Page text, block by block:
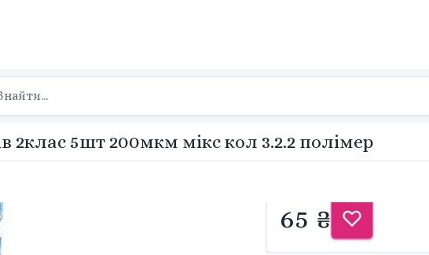
2клас 5шт 200мкм мікс кол 3.2.2 полімер
65 ₴